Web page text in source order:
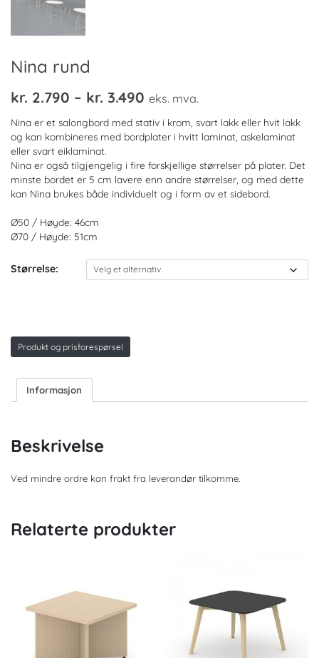
Nina rund
kr. 2.790 – kr. 3.490 Prisområde:
kr. 2.790
til
kr. 3.490
eks. mva.
Nina er et salongbord med stativ i krom, svart lakk eller hvit lakk
og kan kombineres med bordplater i hvitt laminat, askelaminat
eller svart eiklaminat.
Nina er også tilgjengelig i fire forskjellige størrelser på plater. Det
minste bordet er 5 cm lavere enn andre størrelser, og med dette
kan Nina brukes både individuelt og i form av et sidebord.
Ø50 / Høyde: 46cm
Ø70 / Høyde: 51cm
Størrelse:
Produkt og prisforespørsel
Informasjon
Beskrivelse
Ved mindre ordre kan frakt fra leverandør tilkomme.
Relaterte produkter